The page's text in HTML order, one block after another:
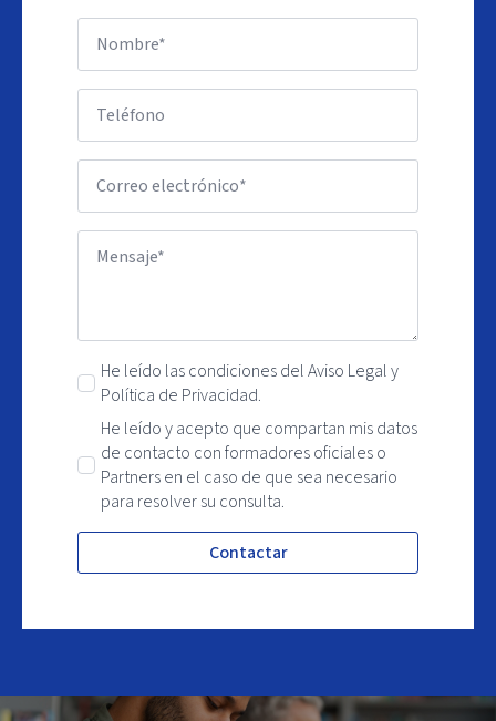
He leído las condiciones del Aviso Legal y
Política de Privacidad.
He leído y acepto que compartan mis datos
de contacto con formadores oficiales o
Partners en el caso de que sea necesario
para resolver su consulta.
Contactar